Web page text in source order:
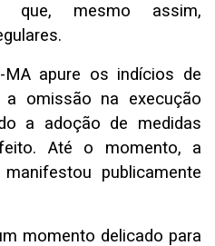
que, mesmo assim,
MA apure os indícios de
omissão na execução
a adoção de medidas
Até o momento, a
publicamente
momento delicado para